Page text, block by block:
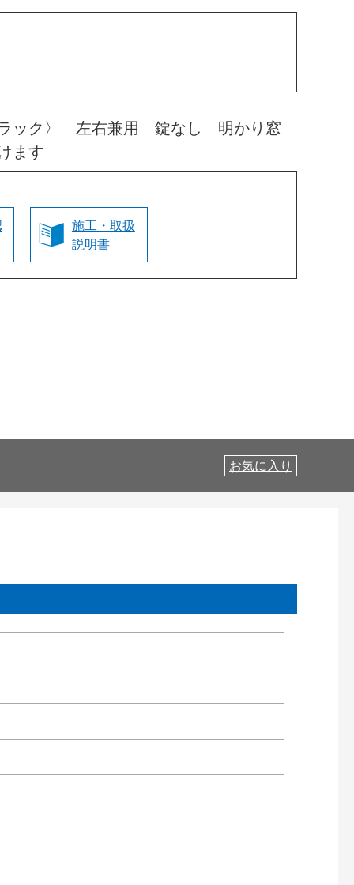
ック〉 左右兼用 錠なし 明かり窓
ます
施工・取扱
説明書
お気に入り